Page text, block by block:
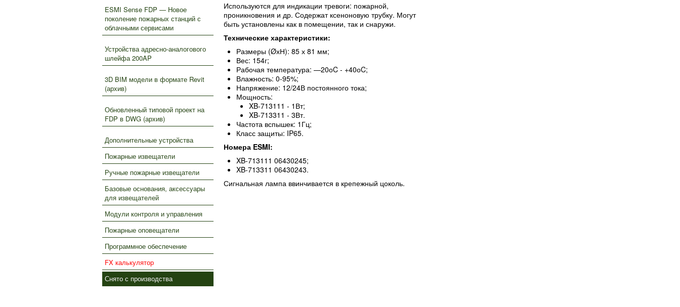
ESMI Sense FDP — Новое
поколение пожарных станций с
облачными сервисами
Устройства адресно-аналогового
шлейфа 200AP
3D BIM модели в формате Revit
(архив)
Обновленный типовой проект на
FDP в DWG (архив)
Дополнительные устройства
Пожарные извещатели
Ручные пожарные извещатели
Базовые основания, аксессуары
для извещателей
Модули контроля и управления
Пожарные оповещатели
Программное обеспечение
FX калькулятор
Снято с производства
Используются для индикации тревоги: пожарной,
проникновения и др. Содержат ксеноновую трубку. Могут
быть установлены как в помещении, так и снаружи.
Технические характеристики:
Размеры (ØхН): 85 х 81 мм;
Вес: 154г;
Рабочая температура: —20оC - +40оC;
Влажность: 0-95%;
Напряжение: 12/24В постоянного тока;
Мощность:
XB-713111 - 1Вт;
XB-713311 - 3Вт.
Частота вспышек: 1Гц;
Класс защиты: IP65.
Номера ESMI:
XB-713111 06430245;
XB-713311 06430243.
Сигнальная лампа ввинчивается в крепежный цоколь.